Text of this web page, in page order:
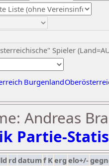
Spieler
Burgenland
Andreas
Partie-
rd datumf Kerg elo+/-